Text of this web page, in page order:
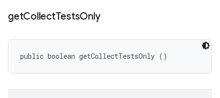
getCollectTestsOnly
public boolean getCollectTestsOnly ()